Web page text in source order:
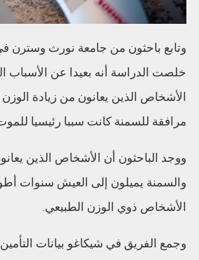
وتابع باحثون من جامعة نورث وسترن
خلصت الدراسة أنه بعيدا عن الأسباب
الأشخاص الذين يعانون من زيادة
مرافقة للسمنة كانت سببا رئيسيا
ووجد الباحثون أن الأشخاص الذين
والسمنة يميلون إلى العيش سنوات
الأشخاص ذوي الوزن الطبيعي.